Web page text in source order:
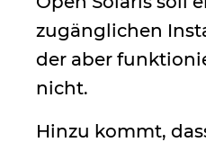
zugänglichen
der aber
nicht.
Hinzu kommt,